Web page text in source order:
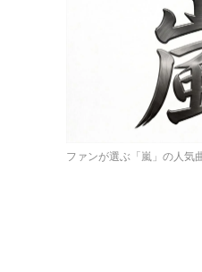
ファンが選ぶ「嵐」の人気